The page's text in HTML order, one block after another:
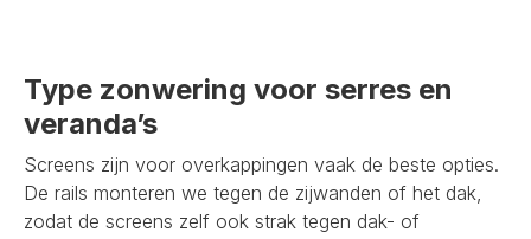
Type zonwering voor serres en
veranda’s
Screens zijn voor overkappingen vaak de beste opties.
De rails monteren we tegen de zijwanden of het dak,
zodat de screens zelf ook strak tegen dak- of